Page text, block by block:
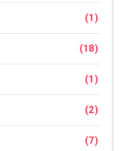
(1)
(18)
(1)
(2)
(7)